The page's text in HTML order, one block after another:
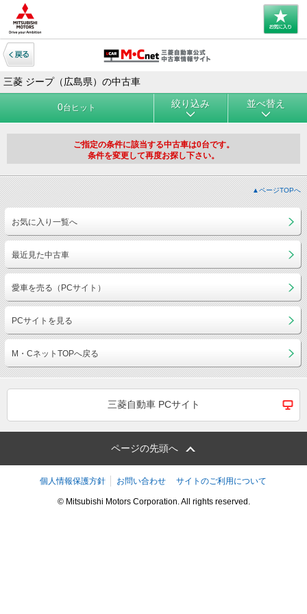
三菱 ジープ（広島県）の中古車
0台ヒット 絞り込み 並べ替え
ご指定の条件に該当する中古車は0台です。
条件を変更して再度お探し下さい。
▲ページTOPへ
お気に入り一覧へ
最近見た中古車
愛車を売る（PCサイト）
PCサイトを見る
M・CネットTOPへ戻る
三菱自動車 PCサイト
ページの先頭へ
個人情報保護方針 お問い合わせ サイトのご利用について
© Mitsubishi Motors Corporation. All rights reserved.